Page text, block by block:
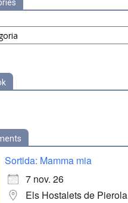
Sortida: Mamma mia
7 nov. 26
Els Hostalets de Pierola